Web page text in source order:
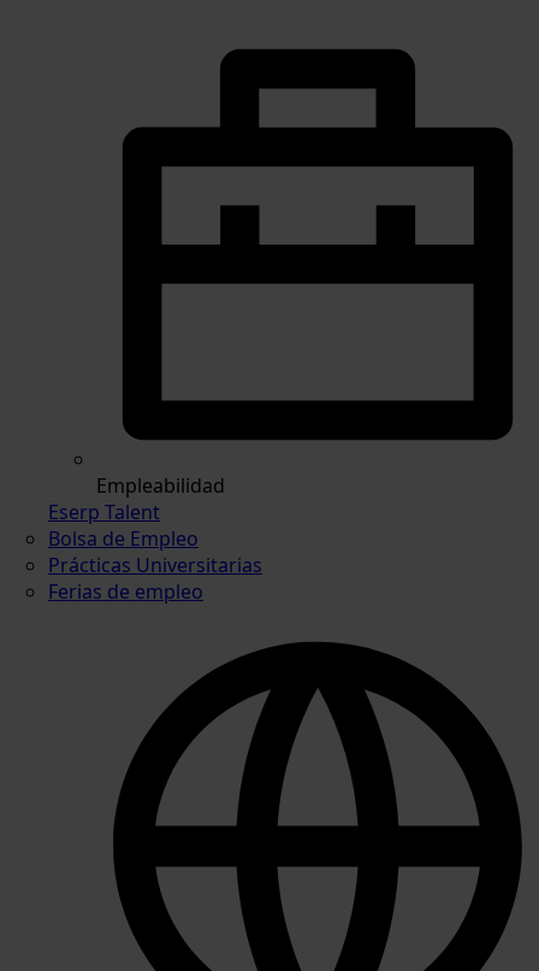
Empleabilidad
Eserp Talent
Bolsa de Empleo
Prácticas Universitarias
Ferias de empleo